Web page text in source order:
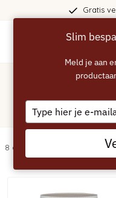
Gratis
Vaatwasser
ontkalking
8 artikelen
Slim
Meld je aan
Type
your
email